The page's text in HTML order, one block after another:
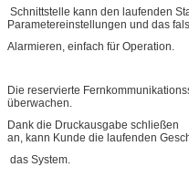
Schnittstelle kann den laufenden
Parametereinstellungen und das
Alarmieren, einfach für Operation.
Die reservierte
überwachen.
Dank die Druckausgabe schließen
an, kann Kunde die laufenden
das System.